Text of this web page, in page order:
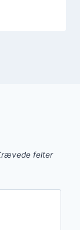
felter